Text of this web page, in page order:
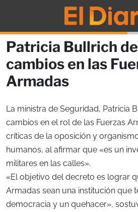
Patricia Bullrich
cambios en las
Armadas
La ministra de Seguridad, Patricia
cambios en el rol de las Fuerzas
críticas de la oposición y
humanos, al afirmar que «es un
militares en las calles».
«El objetivo del decreto es lograr
Armadas sean una institución que
democracia y un quehacer»,